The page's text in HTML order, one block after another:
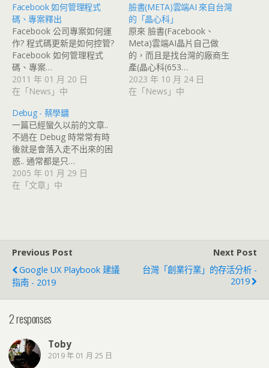
Facebook 如何管理程式
碼、專案釋出
Facebook 公司專案如何運
作? 程式碼更新是如何控管?
Facebook 如何管理程式
碼、專案…
2011 年 01 月 20 日
在「News」中
臉書(META)雲端AI 來自台灣
的「晶心科」
原來 臉書(Facebook、
Meta)雲端AI晶片自己做
的，而且是找台灣的廠商生
產(晶心科(653…
2023 年 10 月 24 日
在「News」中
Debug - 蔡學鏞
一篇已經蠻久以前的文章..
不過在 Debug 時常常有時
後就是會落入走不出來的困
惑.. 通常都是只…
2005 年 01 月 29 日
在「文章」中
Previous Post
Google UX Playbook 建議
指南 - 2019
Next Post
台灣「創業行業」的存活分析 -
2019
2 responses
Toby
2019 年 01 月 25 日